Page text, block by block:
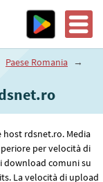
Paese Romania →
rdsnet.ro. Media
per velocità di
download comuni su
La velocità di upload